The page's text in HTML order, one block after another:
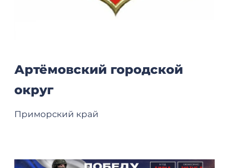
Артёмовский городской
округ
Приморский край